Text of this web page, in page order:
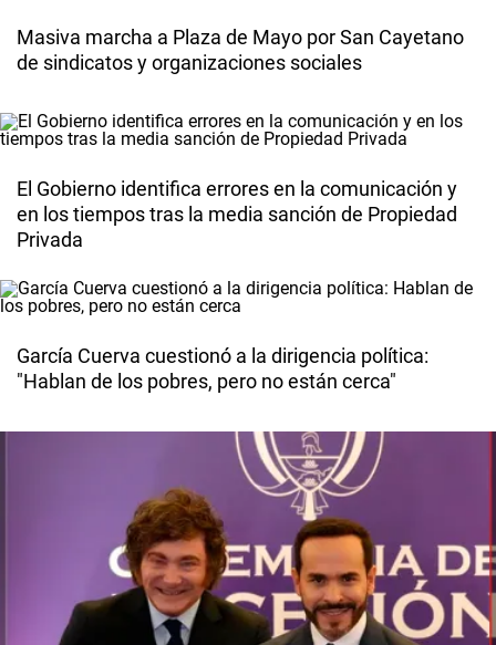
Masiva marcha a Plaza de Mayo por San Cayetano
de sindicatos y organizaciones sociales
El Gobierno identifica errores en la comunicación y
en los tiempos tras la media sanción de Propiedad
Privada
García Cuerva cuestionó a la dirigencia política:
"Hablan de los pobres, pero no están cerca"